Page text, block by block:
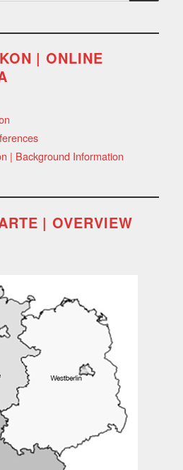
| ONLINE
| Background Information
| OVERVIEW